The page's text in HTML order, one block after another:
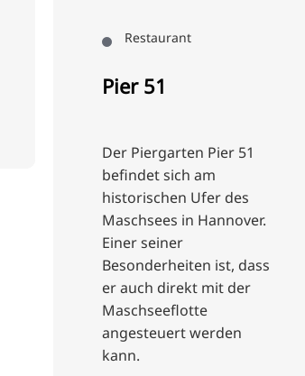
Restaurant
Pier 51
Der Piergarten Pier 51
befindet sich am
historischen Ufer des
Maschsees in Hannover.
Einer seiner
Besonderheiten ist, dass
er auch direkt mit der
Maschseeflotte
angesteuert werden
kann.